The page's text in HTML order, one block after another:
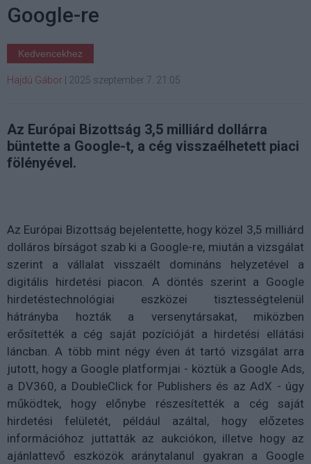
Google-re
Kedvencekhez
Hajdú Gábor 2025 szeptember 7. 21:05
Az Európai Bizottság 3,5 milliárd dollárra
büntette a Google-t, a cég visszaélhetett piaci
fölényével.
Az Európai Bizottság bejelentette, hogy közel 3,5 milliárd
dolláros bírságot szab ki a Google-re, miután a vizsgálat
szerint a vállalat visszaélt domináns helyzetével a
digitális hirdetési piacon. A döntés szerint a Google
hirdetéstechnológiai eszközei tisztességtelenül
hátrányba hozták a versenytársakat, miközben
erősítették a cég saját pozícióját a hirdetési ellátási
láncban. A több mint négy éven át tartó vizsgálat arra
jutott, hogy a Google platformjai - köztük a Google Ads,
a DV360, a DoubleClick for Publishers és az AdX - úgy
működtek, hogy előnybe részesítették a cég saját
hirdetési felületét, például azáltal, hogy előzetes
információhoz juttatták az aukciókon, illetve hogy az
ajánlattevő eszközök aránytalanul gyakran a Google